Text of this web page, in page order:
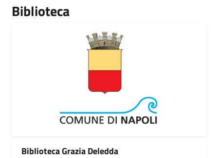
Biblioteca
Biblioteca Grazia Deledda